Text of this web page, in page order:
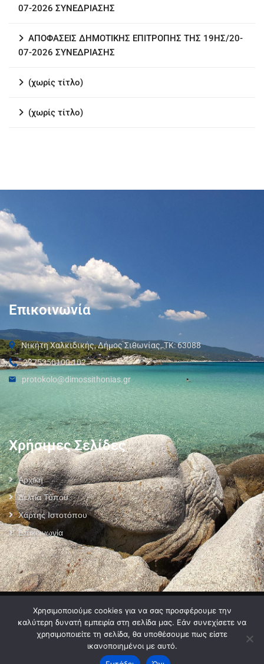
07-2026 ΣΥΝΕΔΡΙΑΣΗΣ
ΑΠΟΦΑΣΕΙΣ ΔΗΜΟΤΙΚΗΣ ΕΠΙΤΡΟΠΗΣ ΤΗΣ 19ΗΣ/20-
07-2026 ΣΥΝΕΔΡΙΑΣΗΣ
(χωρίς τίτλο)
(χωρίς τίτλο)
Επικοινωνία
Νικήτη Χαλκιδικής, Δήμος Σιθωνίας, ΤΚ: 63088
2375350100 102
protokolo@dimossithonias.gr
Χρήσιμες Σελίδες
Αρχική
Δελτία Τύπου
Χάρτης Ιστοτόπου
Επικοινωνία
Όροι Χρήσης
Χρησιμοποιούμε cookies για να σας προσφέρουμε την
καλύτερη δυνατή εμπειρία στη σελίδα μας. Εάν συνεχίσετε να
χρησιμοποιείτε τη σελίδα, θα υποθέσουμε πως είστε
ικανοποιημένοι με αυτό.